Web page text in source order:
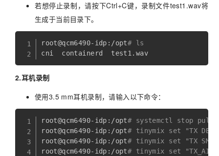
若想停止录制，请按下Ctrl+C键，录制文件test1.wav将
生成于当前目录下。
root@qcm6490-idp:/opt# ls
2.耳机录制
使用3.5 mm耳机录制，请输入以下命令：
root@qcm6490-idp:/opt# systemctl stop
root@qcm6490-idp:/opt# tinymix set "TX DEC0
root@qcm6490-idp:/opt# tinymix set "TX SMIC
root@qcm6490-idp:/opt# tinymix set